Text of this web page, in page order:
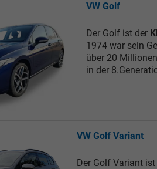
VW Golf
Der Golf ist der
1974 war sein
über 20
in der
VW Golf Variant
Der Golf Variant